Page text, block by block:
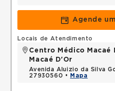
Agende
Locais de Atendimento
Centro Médico Macaé
Macaé D'Or
Avenida Aluizio da Silva
27930560 •
Mapa